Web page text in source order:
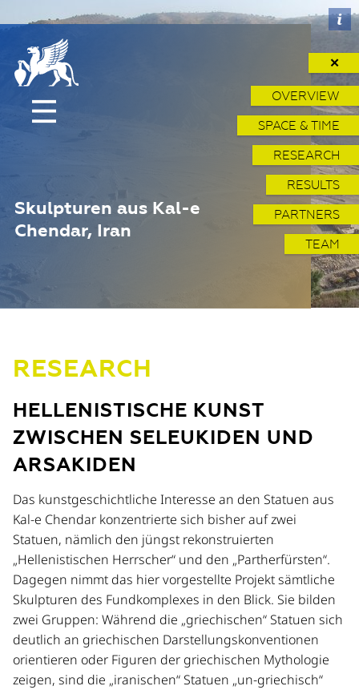
Skulpturen aus Kal-e
Chendar, Iran
✕
OVERVIEW
SPACE & TIME
RESEARCH
RESULTS
PARTNERS
TEAM
RESEARCH
HELLENISTISCHE KUNST
ZWISCHEN SELEUKIDEN UND
ARSAKIDEN
Das kunstgeschichtliche Interesse an den Statuen aus
Kal-e Chendar konzentrierte sich bisher auf zwei
Statuen, nämlich den jüngst rekonstruierten
„Hellenistischen Herrscher“ und den „Partherfürsten“.
Dagegen nimmt das hier vorgestellte Projekt sämtliche
Skulpturen des Fundkomplexes in den Blick. Sie bilden
zwei Gruppen: Während die „griechischen“ Statuen sich
deutlich an griechischen Darstellungskonventionen
orientieren oder Figuren der griechischen Mythologie
zeigen, sind die „iranischen“ Statuen „un-griechisch“